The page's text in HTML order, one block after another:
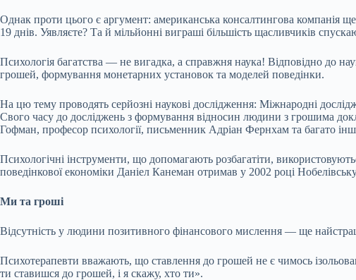
Однак проти цього є аргумент: американська консалтингова компанія
19 днів. Уявляєте? Та й мільйонні виграші більшість щасливчиків
Психологія багатства — не вигадка, а справжня наука! Відповідно до
грошей, формування монетарних установок та моделей поведінки.
На цю тему проводять серйозні наукові дослідження: Міжнародні
Свого часу до досліджень з формування відносин людини з грошима
Гофман, професор психології, письменник Адріан Фернхам та багато
Психологічні інструменти, що допомагають розбагатіти,
поведінкової економіки Даніел Канеман отримав у 2002 році
Ми та гроші
Відсутність у людини позитивного фінансового мислення — ще
Психотерапевти вважають, що ставлення до грошей не є чимось
ти ставишся до грошей, і я скажу, хто ти».